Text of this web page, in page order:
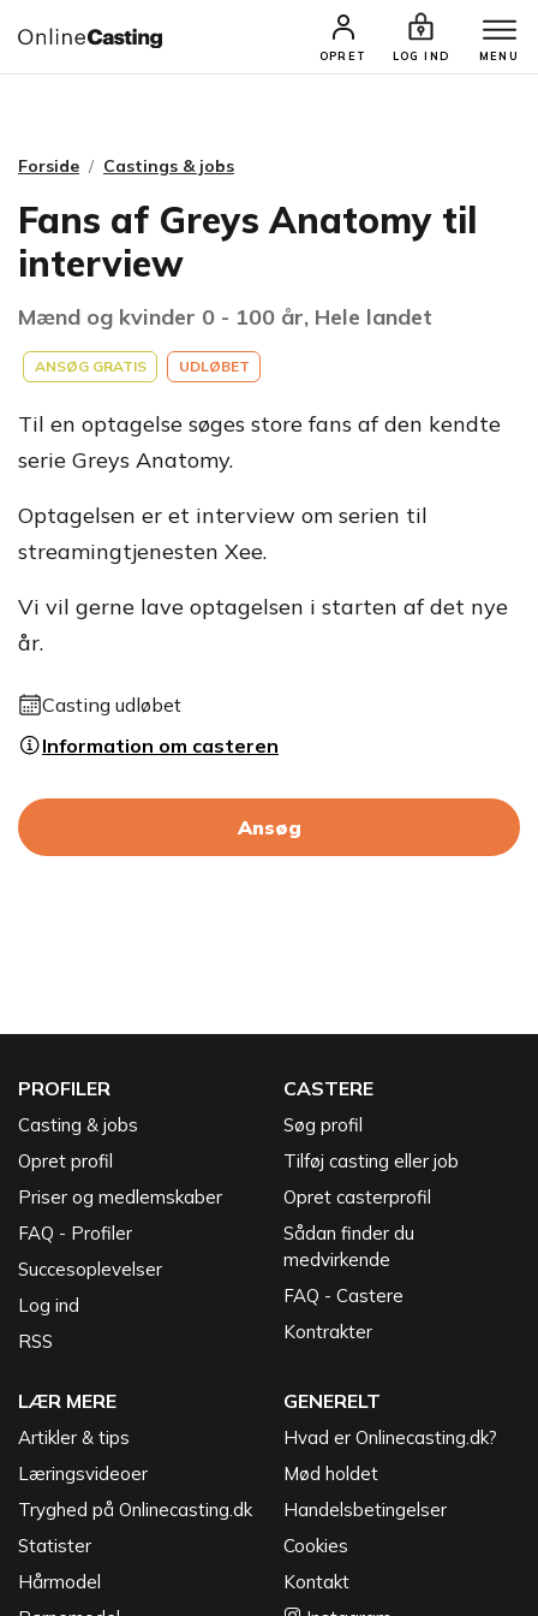
OPRET LOG IND MENU
CASTINGS & JOBS SØG PROFIL
Forside Castings & jobs
Fans af Greys Anatomy til
interview
Mænd og kvinder 0 - 100 år, Hele landet
ANSØG GRATIS UDLØBET
Til en optagelse søges store fans af den kendte
serie Greys Anatomy.
Optagelsen er et interview om serien til
streamingtjenesten Xee.
Vi vil gerne lave optagelsen i starten af det nye
år.
Casting udløbet
Information om casteren
Ansøg
PROFILER
Casting & jobs
Opret profil
Priser og medlemskaber
FAQ - Profiler
Succesoplevelser
Log ind
RSS
CASTERE
Søg profil
Tilføj casting eller job
Opret casterprofil
Sådan finder du
medvirkende
FAQ - Castere
Kontrakter
LÆR MERE
Artikler & tips
Læringsvideoer
Tryghed på Onlinecasting.dk
Statister
Hårmodel
GENERELT
Hvad er Onlinecasting.dk?
Mød holdet
Handelsbetingelser
Cookies
Kontakt